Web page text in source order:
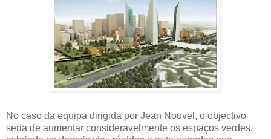
No caso da equipa dirigida por Jean Nouvel, o objectivo
seria de aumentar consideravelmente os espaços verdes,